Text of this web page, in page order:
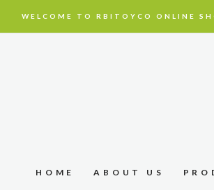
WELCOME TO RBITOYCO ONLINE
HOME ABOUT US